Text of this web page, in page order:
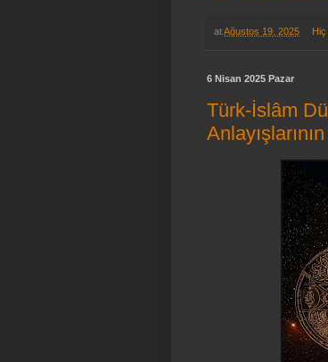
atAğustos 19, 2025
6 Nisan 2025 Pazar
Türk-İslâm